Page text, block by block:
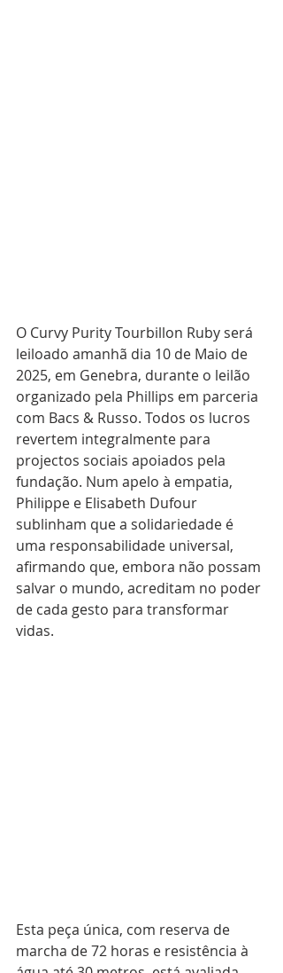
O Curvy Purity Tourbillon Ruby será
leiloado amanhã dia 10 de Maio de
2025, em Genebra, durante o leilão
organizado pela Phillips em parceria
com Bacs & Russo. Todos os lucros
revertem integralmente para
projectos sociais apoiados pela
fundação. Num apelo à empatia,
Philippe e Elisabeth Dufour
sublinham que a solidariedade é
uma responsabilidade universal,
afirmando que, embora não possam
salvar o mundo, acreditam no poder
de cada gesto para transformar
vidas.
Esta peça única, com reserva de
marcha de 72 horas e resistência à